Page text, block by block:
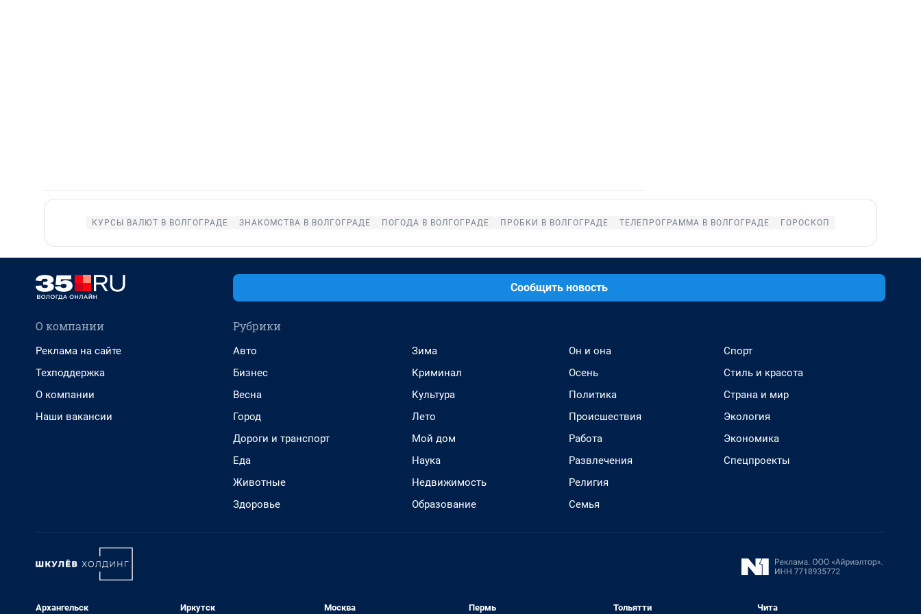
КУРСЫ ВАЛЮТ В ВОЛГОГРАДЕ ЗНАКОМСТВА В ВОЛГОГРАДЕ ПОГОДА В ВОЛГОГРАДЕ ПРОБКИ В ВОЛГОГРАДЕ ТЕЛЕПРОГРАММА В ВОЛГОГРАДЕ ГОРОСКОП
Сообщить новость
О компании
Реклама на сайте
Техподдержка
О компании
Наши вакансии
Рубрики
Авто
Бизнес
Весна
Город
Дороги и транспорт
Еда
Животные
Здоровье
Зима
Криминал
Культура
Лето
Мой дом
Наука
Недвижимость
Образование
Он и она
Осень
Политика
Происшествия
Работа
Развлечения
Религия
Семья
Спорт
Стиль и красота
Страна и мир
Экология
Экономика
Спецпроекты
Архангельск Иркутск Москва Пермь Тольятти Чита